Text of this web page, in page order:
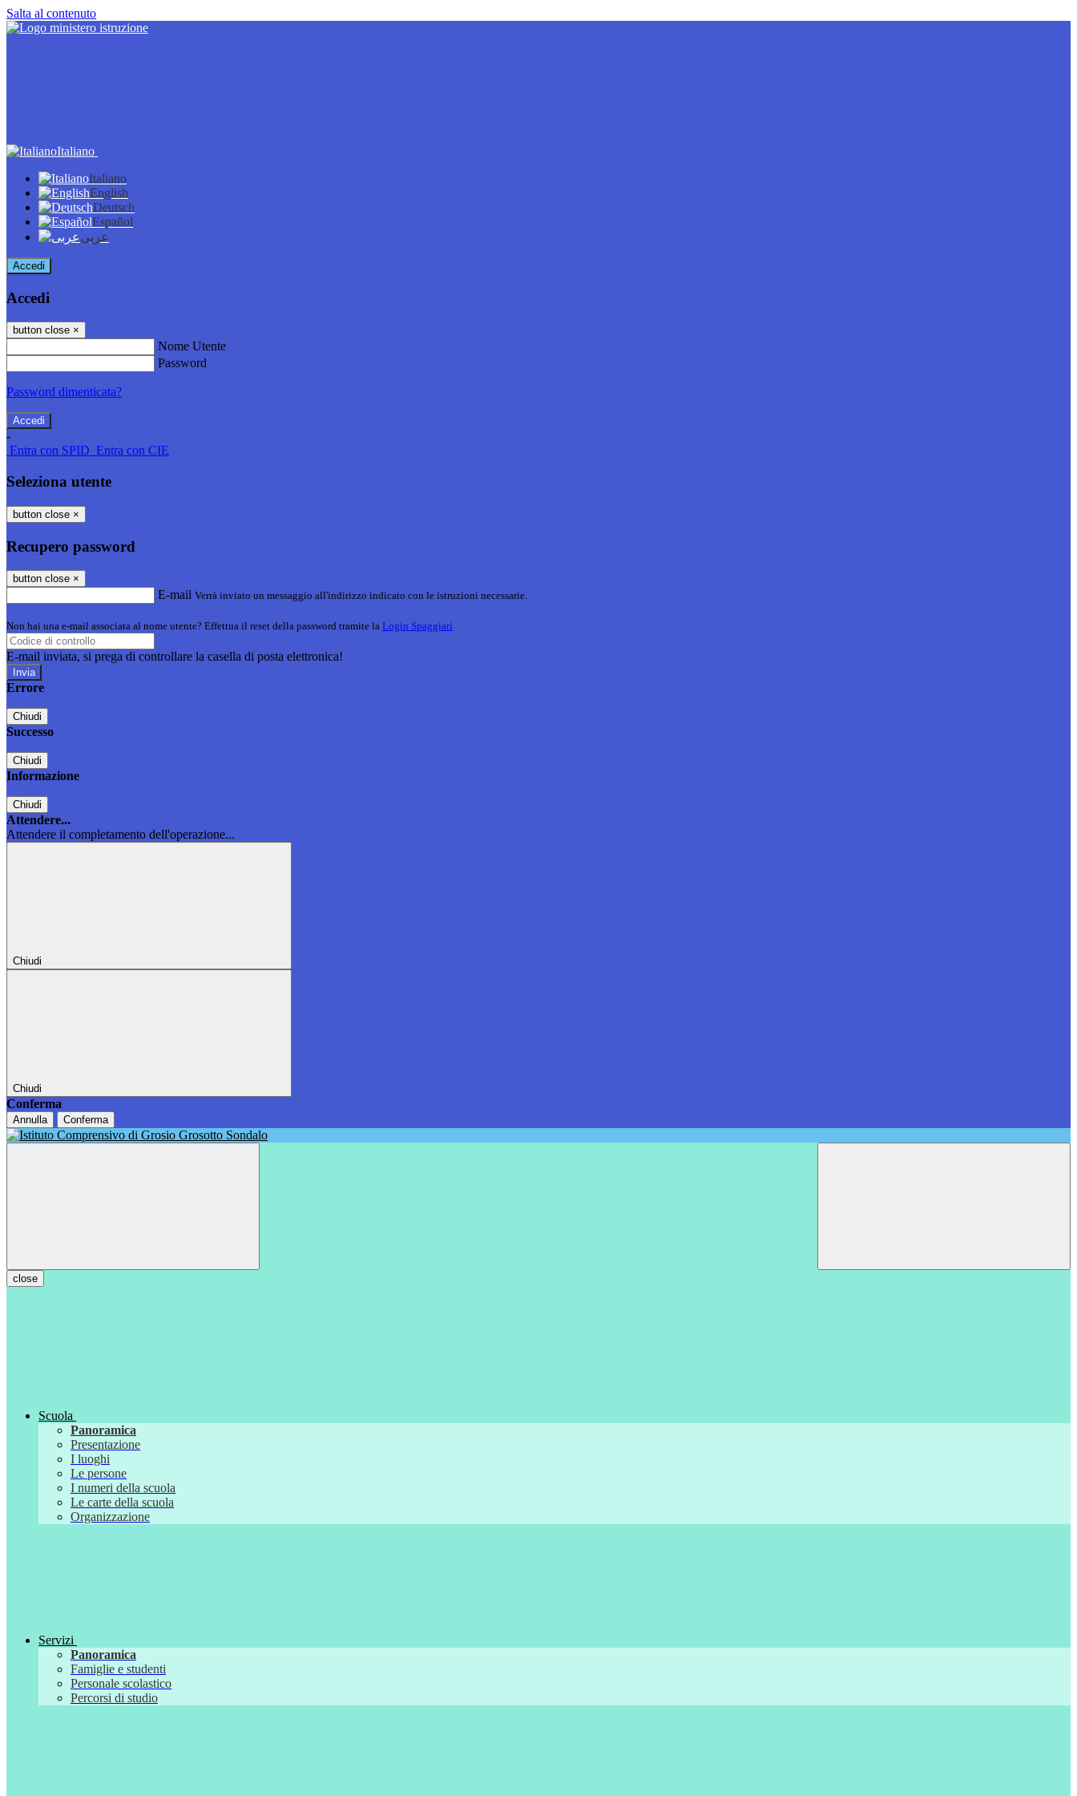
Salta al contenuto
Italiano
Italiano
English
Deutsch
Español
عربى
Accedi
Accedi
button close ×
Nome Utente
Password
Password dimenticata?
-
Entra con SPID Entra con CIE
Seleziona utente
button close ×
Recupero password
button close ×
E-mail Verrà inviato un messaggio all'indirizzo indicato con le istruzioni necessarie.
Non hai una e-mail associata al nome utente? Effettua il reset della password tramite la Login Spaggiari
E-mail inviata, si prega di controllare la casella di posta elettronica!
Errore
Chiudi
Successo
Chiudi
Informazione
Chiudi
Attendere...
Attendere il completamento dell'operazione...
Chiudi
Chiudi
Conferma
Annulla Conferma
close
Scuola
Panoramica
Presentazione
I luoghi
Le persone
I numeri della scuola
Le carte della scuola
Organizzazione
Servizi
Panoramica
Famiglie e studenti
Personale scolastico
Percorsi di studio